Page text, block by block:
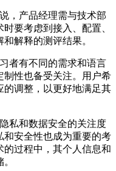
，产品经理需与技术部
时要考虑到接入
、配置、
解释的测评结果。
者有不同的需求和语言
制性也备受关注。用户希
的调整，以更好地满足其
私和数据安全的关注度
和安全性也成为重要的考
过程中，其个人信息和